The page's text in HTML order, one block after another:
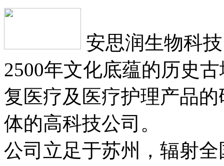
安思润生物科
2500年文化底蕴的历史
复医疗及医疗护理产品
体的高科技公司。
公司立足于苏州，辐射